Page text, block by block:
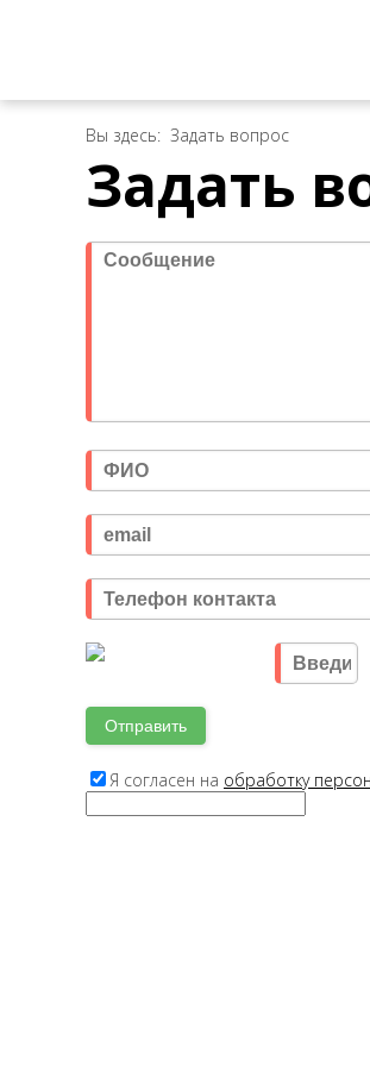
Вы здесь: Задать вопрос
Задать
Я согласен на обработку